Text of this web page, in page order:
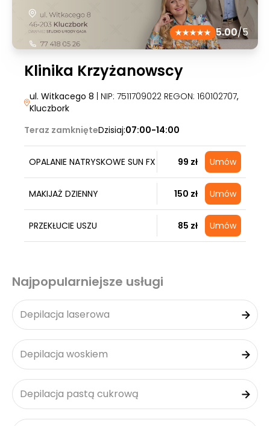
5.00/5
Klinika Krzyżanowscy
ul. Witkacego 8 | NIP: 7511709022 REGON: 160102707,
Kluczbork
Teraz zamknięteDzisiaj:07:00-14:00
OPALANIE NATRYSKOWE SUN FX 99 zł Umów
MAKIJAŻ DZIENNY 150 zł Umów
PRZEKŁUCIE USZU 85 zł Umów
Najpopularniejsze usługi
Depilacja laserowa
Depilacja woskiem
Depilacja pastą cukrową